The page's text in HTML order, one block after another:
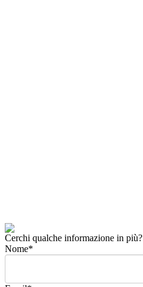
Cerchi qualche informazione in più?
Nome*